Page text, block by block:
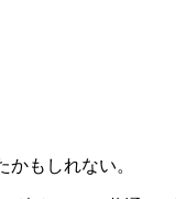
もしれない。